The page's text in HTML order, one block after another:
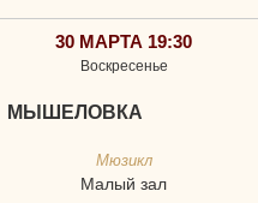
30 МАРТА 19:30
Воскресенье
МЫШЕЛОВКА
Мюзикл
Малый зал